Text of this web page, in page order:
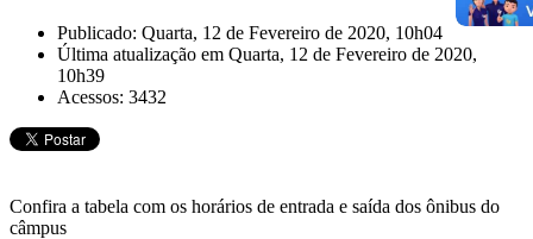
Publicado: Quarta, 12 de Fevereiro de 2020, 10h04
Última atualização em Quarta, 12 de Fevereiro de 2020,
10h39
Acessos: 3432
Confira a tabela com os horários de entrada e saída dos ônibus do
câmpus